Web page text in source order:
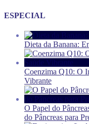
ESPECIAL
Dieta da Banana:
Coenzima Q10: O
Vibrante
O Papel do
do Pâncreas para